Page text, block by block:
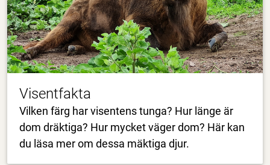
Visentfakta
Vilken färg har visentens tunga? Hur länge är
dom dräktiga? Hur mycket väger dom? Här kan
du läsa mer om dessa mäktiga djur.